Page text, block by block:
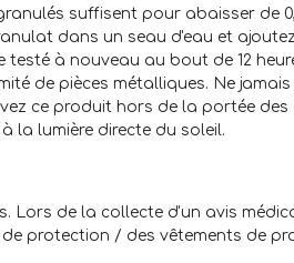
suffisent pour abaisser de
dans un seau d'eau et
à nouveau au bout de 12
de pièces métalliques. Ne
ce produit hors de la portée
la lumière directe du soleil.
Lors de la collecte d'un avis
protection / des vêtements de